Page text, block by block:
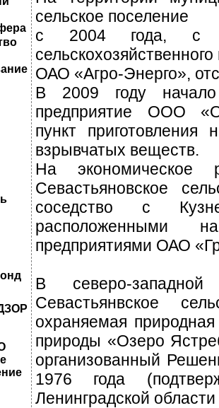
сельское поселение
с 2004 года, с
ОАО «Агро-Энерго»,
В 2009 году начало
предприятие ООО
пункт приготовления
взрывчатых веществ.
На экономическое
Севастьяновское
соседство с
расположенными
предприятиями ОАО
В северо-западной
Севастьянвское
охраняемая
природы «Озеро
организованный
1976 года
Ленинградской